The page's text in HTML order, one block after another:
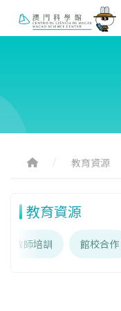
教育資源
教育資源
教師培訓 館校合作